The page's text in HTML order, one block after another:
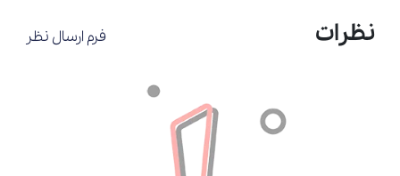
نظرات فرم ارسال نظر